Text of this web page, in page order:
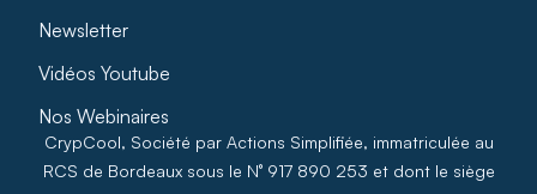
Newsletter
Vidéos Youtube
Nos Webinaires
CrypCool, Société par Actions Simplifiée, immatriculée au
RCS de Bordeaux sous le N° 917 890 253 et dont le siège